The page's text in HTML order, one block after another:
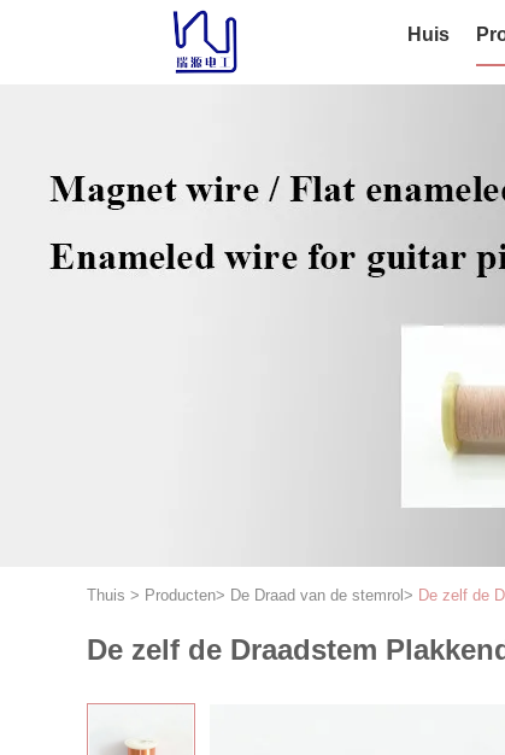
Huis
Thuis > Producten> De Draad van de stemrol > De zelf de
De zelf de Draadstem